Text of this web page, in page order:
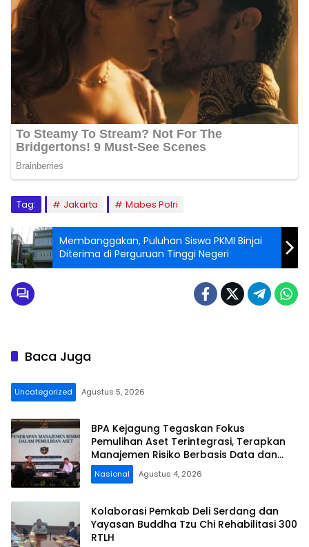
Tag: Jakarta Mabes Polri
Membanggakan, Puluhan Siswa PKMI Binjai
Diterima di Perguruan Tinggi Negeri
Baca Juga
Uncategorized Agustus 5, 2026
BPA Kejagung Tegaskan Fokus
Pemulihan Aset Terintegrasi, Terapkan
Manajemen Risiko Berbasis Data dan
Teknologi
Nasional Agustus 4, 2026
Kolaborasi Pemkab Deli Serdang dan
Yayasan Buddha Tzu Chi Rehabilitasi 300
RTLH